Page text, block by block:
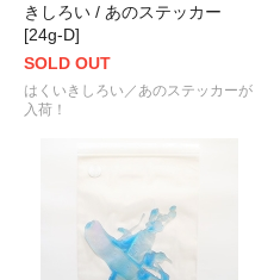
きしろい / あのステッカー
[24g-D]
SOLD OUT
はくいきしろい／あのステッカーが
入荷！